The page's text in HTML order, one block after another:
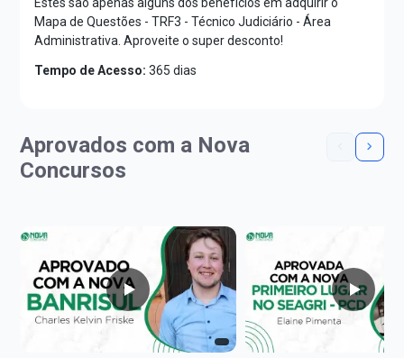
Mapa de Questões - TRF3 - Técnico Judiciário - Área
Administrativa. Aproveite o super desconto!
Tempo de Acesso: 365 dias
Aprovados com a Nova
Concursos